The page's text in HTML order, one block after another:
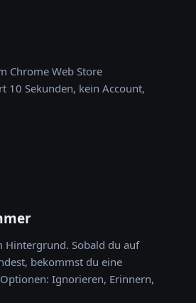
Chrome Web Store
10 Sekunden, kein Account,
Hintergrund. Sobald du auf
bekommst du eine
Ignorieren, Erinnern,